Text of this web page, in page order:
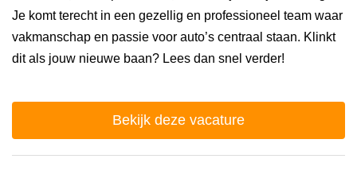
Je komt terecht in een gezellig en professioneel team waar
vakmanschap en passie voor auto’s centraal staan. Klinkt
dit als jouw nieuwe baan? Lees dan snel verder!
Bekijk deze vacature